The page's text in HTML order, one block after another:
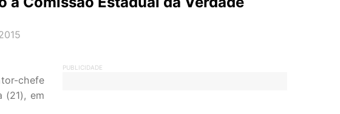
chefe
(21), em
PUBLICIDADE